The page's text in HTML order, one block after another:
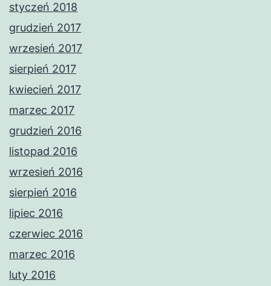
styczeń 2018
grudzień 2017
wrzesień 2017
sierpień 2017
kwiecień 2017
marzec 2017
grudzień 2016
listopad 2016
wrzesień 2016
sierpień 2016
lipiec 2016
czerwiec 2016
marzec 2016
luty 2016